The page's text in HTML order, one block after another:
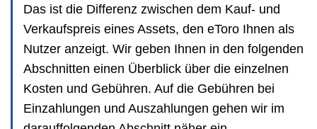
Das ist die Differenz zwischen dem Kauf- und
Verkaufspreis eines Assets, den eToro Ihnen als
Nutzer anzeigt. Wir geben Ihnen in den folgenden
Abschnitten einen Überblick über die einzelnen
Kosten und Gebühren. Auf die Gebühren bei
Einzahlungen und Auszahlungen gehen wir im